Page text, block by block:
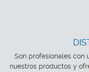
Son profesionales con
nuestros productos y